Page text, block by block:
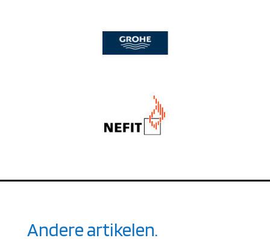
Andere artikelen.